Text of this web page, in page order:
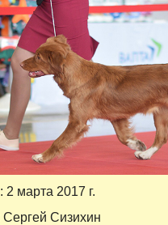
: 2 марта 2017 г.
Сергей Сизихин